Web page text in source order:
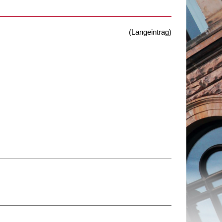
(Langeintrag)